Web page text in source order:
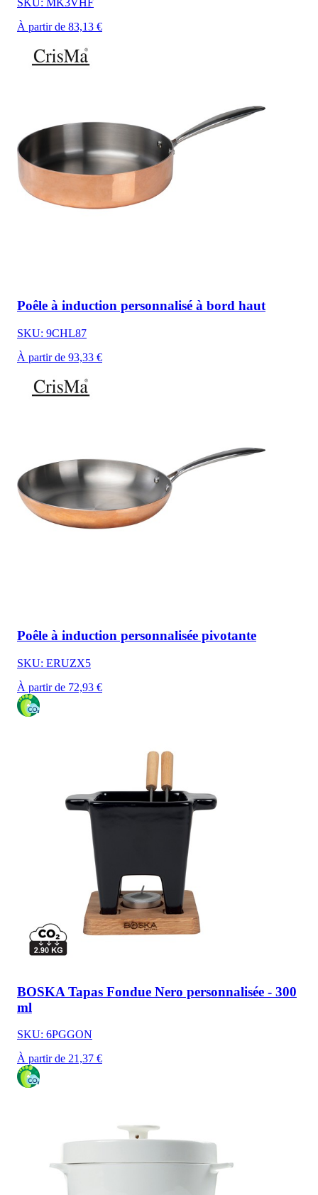
SKU: MK3VHF
À partir de 83,13 €
Poêle à induction personnalisé à bord haut
SKU: 9CHL87
À partir de 93,33 €
Poêle à induction personnalisée pivotante
SKU: ERUZX5
À partir de 72,93 €
BOSKA Tapas Fondue Nero personnalisée - 300
ml
SKU: 6PGGON
À partir de 21,37 €